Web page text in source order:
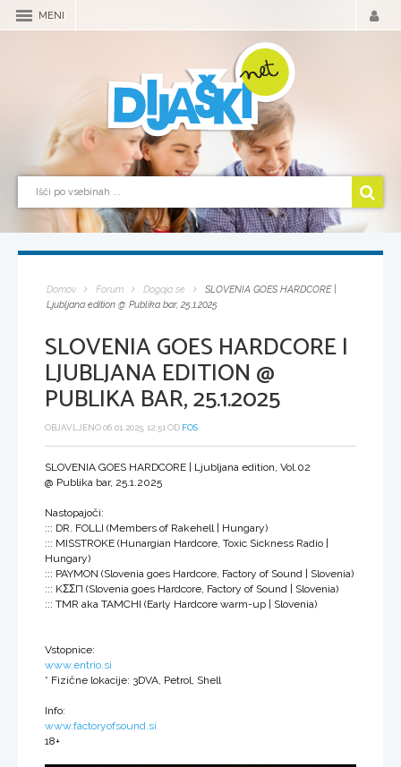
MENI
Domov Forum Dogaja se
SLOVENIA GOES HARDCORE |
Ljubljana edition @ Publika bar, 25.1.2025
SLOVENIA GOES HARDCORE |
LJUBLJANA EDITION @
PUBLIKA BAR, 25.1.2025
OBJAVLJENO 06.01.2025, 12:51 OD FOS
SLOVENIA GOES HARDCORE | Ljubljana edition, Vol.02
@ Publika bar, 25.1.2025
Nastopajoči:
::: DR. FOLLI (Members of Rakehell | Hungary)
::: MISSTROKE (Hunargian Hardcore, Toxic Sickness Radio |
Hungary)
::: PAYMON (Slovenia goes Hardcore, Factory of Sound | Slovenia)
::: KΣΣП (Slovenia goes Hardcore, Factory of Sound | Slovenia)
::: TMR aka TAMCHI (Early Hardcore warm-up | Slovenia)
Vstopnice:
www.entrio.si
* Fizične lokacije: 3DVA, Petrol, Shell
Info:
www.factoryofsound.si
18+